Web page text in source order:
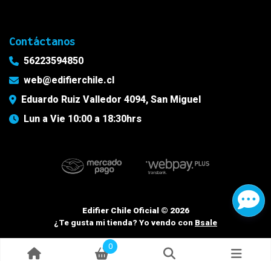
Contáctanos
56223594850
web@edifierchile.cl
Eduardo Ruiz Valledor 4094, San Miguel
Lun a Vie 10:00 a 18:30hrs
Edifier Chile Oficial © 2026
¿Te gusta mi tienda? Yo vendo con Bsale
0